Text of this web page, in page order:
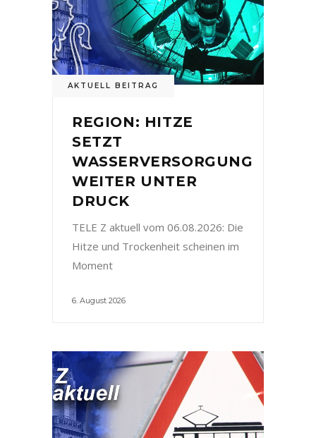
AKTUELL BEITRAG
REGION: HITZE
SETZT
WASSERVERSORGUNG
WEITER UNTER
DRUCK
TELE Z aktuell vom 06.08.2026: Die
Hitze und Trockenheit scheinen im
Moment
6. August 2026